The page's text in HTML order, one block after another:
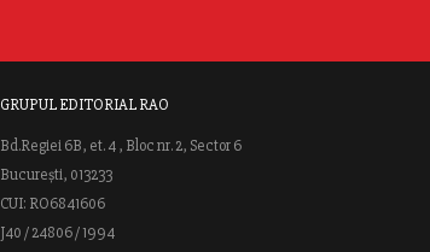
GRUPUL EDITORIAL RAO
Bd.Regiei 6B, et. 4 , Bloc nr. 2, Sector 6
București, 013233
CUI: RO6841606
J40 / 24806 / 1994